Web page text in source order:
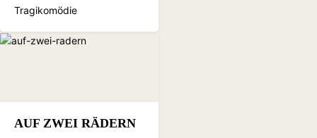
Tragikomödie
AUF ZWEI RÄDERN